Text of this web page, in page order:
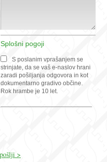
Splošni pogoji
S poslanim vprašanjem se
strinjate, da se vaš e-naslov hrani
zaradi pošiljanja odgovora in kot
dokumentarno gradivo občine.
Rok hrambe je 10 let.